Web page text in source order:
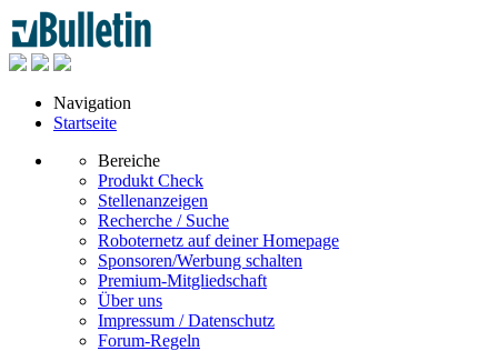
Navigation
Startseite
Bereiche
Produkt Check
Stellenanzeigen
Recherche / Suche
Roboternetz auf deiner Homepage
Sponsoren/Werbung schalten
Premium-Mitgliedschaft
Über uns
Impressum / Datenschutz
Forum-Regeln